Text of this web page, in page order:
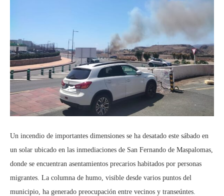
Un incendio de importantes dimensiones se ha desatado este sábado en
un solar ubicado en las inmediaciones de San Fernando de Maspalomas,
donde se encuentran asentamientos precarios habitados por personas
migrantes. La columna de humo, visible desde varios puntos del
municipio, ha generado preocupación entre vecinos y transeúntes.